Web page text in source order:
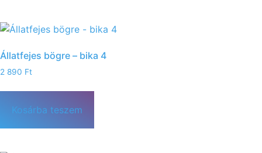
Állatfejes bögre – bika 4
2 890 Ft
Kosárba teszem